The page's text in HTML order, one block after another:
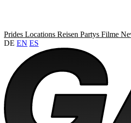
Prides Locations Reisen Partys Filme
DE EN ES